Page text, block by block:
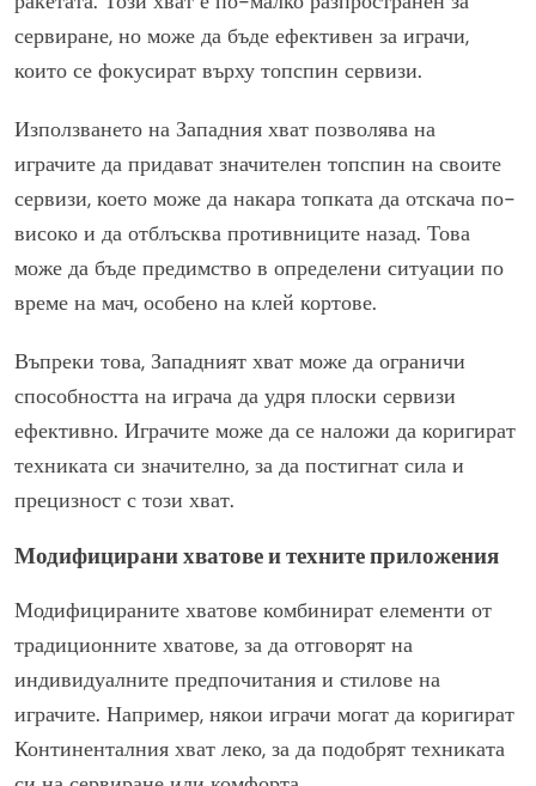
сервиране, но може да бъде ефективен за играчи,
които се фокусират върху топспин сервизи.
Използването на Западния хват позволява на
играчите да придават значителен топспин на своите
сервизи, което може да накара топката да отскача по-
високо и да отблъсква противниците назад. Това
може да бъде предимство в определени ситуации по
време на мач, особено на клей кортове.
Въпреки това, Западният хват може да ограничи
способността на играча да удря плоски сервизи
ефективно. Играчите може да се наложи да коригират
техниката си значително, за да постигнат сила и
прецизност с този хват.
Модифицирани хватове и техните приложения
Модифицираните хватове комбинират елементи от
традиционните хватове, за да отговорят на
индивидуалните предпочитания и стилове на
играчите. Например, някои играчи могат да коригират
Континенталния хват леко, за да подобрят техниката